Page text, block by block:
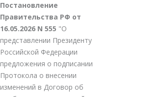
Постановление
Правительства РФ от
16.05.2026 N 555 "О
представлении Президенту
Российской Федерации
предложения о подписании
Протокола о внесении
изменений в Договор об